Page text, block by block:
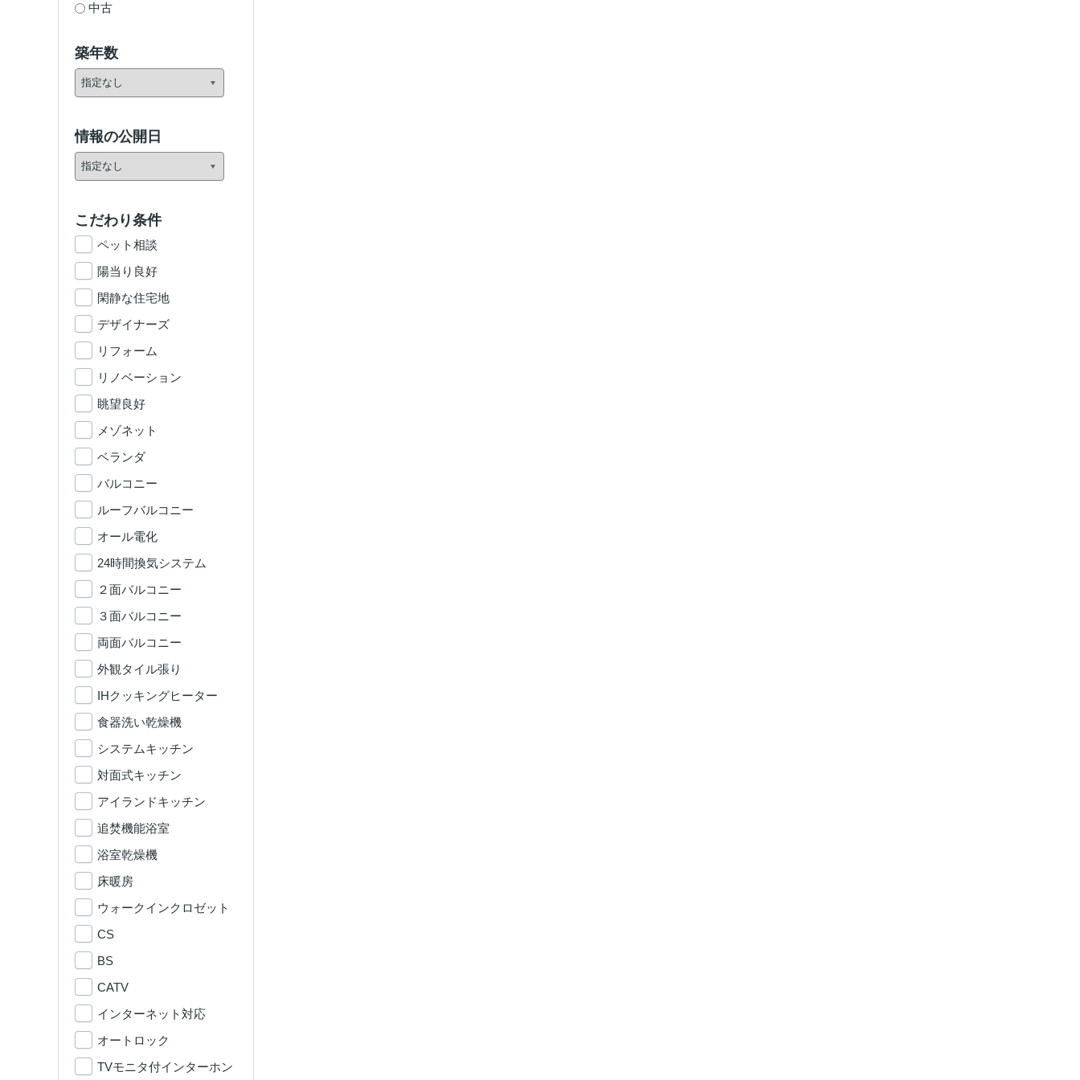
中古
築年数
情報の公開日
こだわり条件
ペット相談
陽当り良好
閑静な住宅地
デザイナーズ
リフォーム
リノベーション
眺望良好
メゾネット
ベランダ
バルコニー
ルーフバルコニー
オール電化
24時間換気システム
２面バルコニー
３面バルコニー
両面バルコニー
外観タイル張り
IHクッキングヒーター
食器洗い乾燥機
システムキッチン
対面式キッチン
アイランドキッチン
追焚機能浴室
浴室乾燥機
床暖房
ウォークインクロゼット
CS
BS
CATV
インターネット対応
オートロック
TVモニタ付インターホン